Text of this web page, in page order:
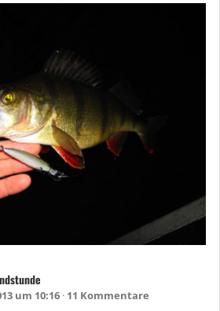
um 10:16 11 Kommentare